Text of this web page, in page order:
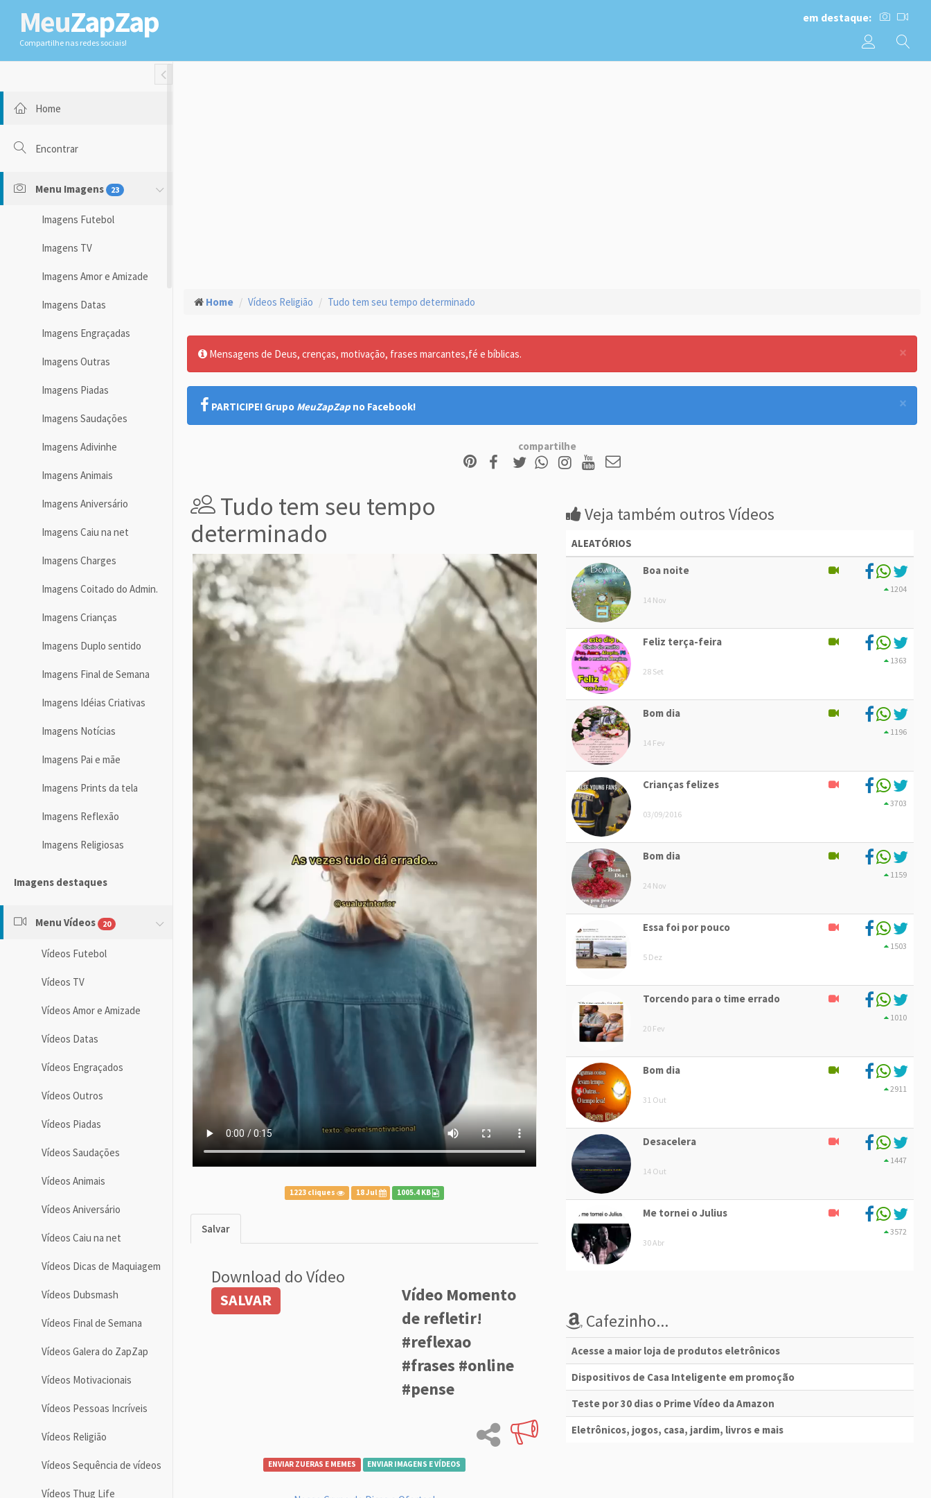
MeuZapZap
Compartilhe nas redes sociais!
em destaque:
Toggle Fullwidth
Home
Encontrar
Menu Imagens 23
Imagens Futebol
Imagens TV
Imagens Amor e Amizade
Imagens Datas
Imagens Engraçadas
Imagens Outras
Imagens Piadas
Imagens Saudações
Imagens Adivinhe
Imagens Animais
Imagens Aniversário
Imagens Caiu na net
Imagens Charges
Imagens Coitado do Admin.
Imagens Crianças
Imagens Duplo sentido
Imagens Final de Semana
Imagens Idéias Criativas
Imagens Notícias
Imagens Pai e mãe
Imagens Prints da tela
Imagens Reflexão
Imagens Religiosas
Imagens destaques
Menu Vídeos 20
Vídeos Futebol
Vídeos TV
Vídeos Amor e Amizade
Vídeos Datas
Vídeos Engraçados
Vídeos Outros
Vídeos Piadas
Vídeos Saudações
Vídeos Animais
Vídeos Aniversário
Vídeos Caiu na net
Vídeos Dicas de Maquiagem
Vídeos Dubsmash
Vídeos Final de Semana
Vídeos Galera do ZapZap
Vídeos Motivacionais
Vídeos Pessoas Incríveis
Vídeos Religião
Vídeos Sequência de vídeos
Vídeos Thug Life
Home Vídeos Religião Tudo tem seu tempo determinado
×
Mensagens de Deus, crenças, motivação, frases marcantes,fé e bíblicas.
×
PARTICIPE! Grupo MeuZapZap no Facebook!
compartilhe
Tudo tem seu tempo
determinado
1223 cliques 18 Jul 1005.4 KB
Salvar
Download do Vídeo
SALVAR
Vídeo Momento
de refletir!
#reflexao
#frases #online
#pense
ENVIAR ZUERAS E MEMES ENVIAR IMAGENS E VÍDEOS
Veja também outros Vídeos
ALEATÓRIOS
Boa noite
14 Nov
1204
Feliz terça-feira
28 Set
1363
Bom dia
14 Fev
1196
Crianças felizes
03/09/2016
3703
Bom dia
24 Nov
1159
Essa foi por pouco
5 Dez
1503
Torcendo para o time errado
20 Fev
1010
Bom dia
31 Out
2911
Desacelera
14 Out
1447
Me tornei o Julius
30 Abr
3572
Cafezinho...
Acesse a maior loja de produtos eletrônicos
Dispositivos de Casa Inteligente em promoção
Teste por 30 dias o Prime Vídeo da Amazon
Eletrônicos, jogos, casa, jardim, livros e mais